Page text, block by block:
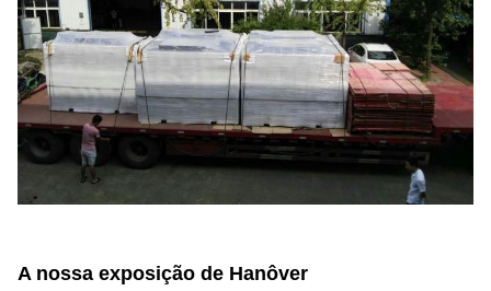
A nossa exposição de Hanôver